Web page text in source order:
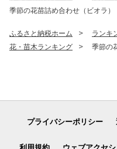
季節の花苗詰め合わせ（ビオラ）
ふるさと納税ホーム ランキ
花・苗木ランキング
季節の
プライバシーポリシー